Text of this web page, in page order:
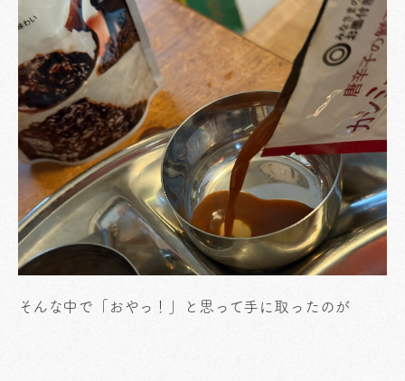
そんな中で「おやっ！」と思って手に取ったのが